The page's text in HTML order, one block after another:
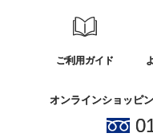
ご利用ガイド
オンラインショッピ